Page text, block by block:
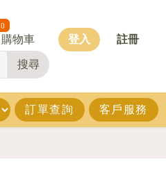
搜尋
0
購物車 登入 註冊
訂單查詢 客戶服務